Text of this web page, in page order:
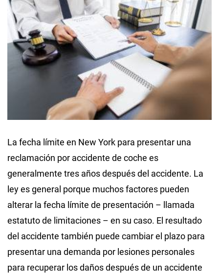
La fecha límite en New York para presentar una
reclamación por accidente de coche es
generalmente tres años después del accidente. La
ley es general porque muchos factores pueden
alterar la fecha límite de presentación – llamada
estatuto de limitaciones – en su caso. El resultado
del accidente también puede cambiar el plazo para
presentar una demanda por lesiones personales
para recuperar los daños después de un accidente